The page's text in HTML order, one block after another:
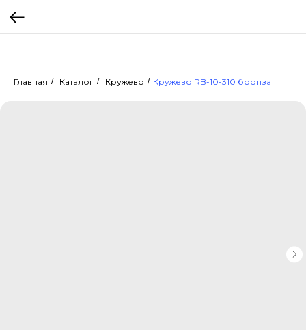
Главная / Каталог / Кружево / Кружево RB-10-310 бронза